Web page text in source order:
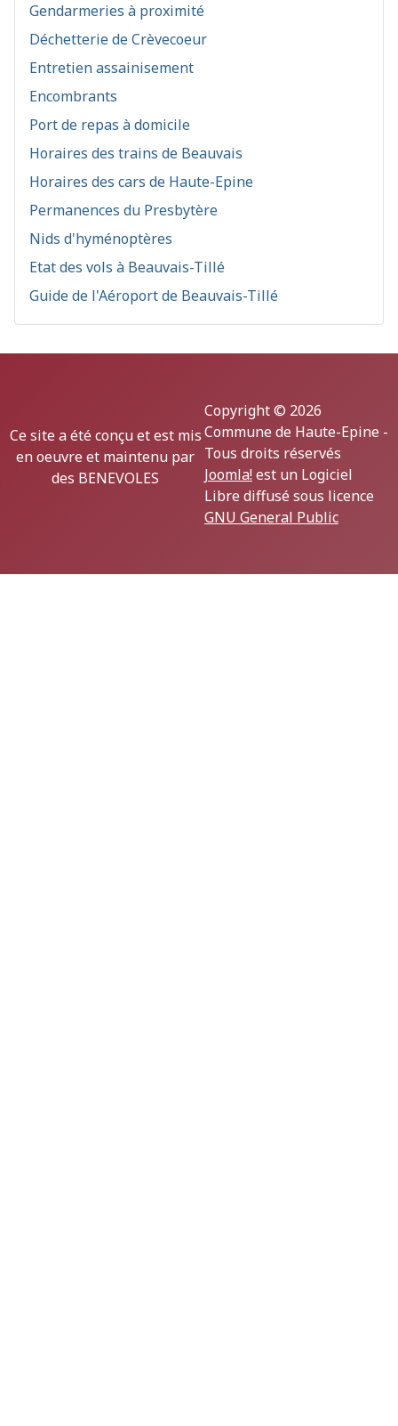
Gendarmeries à proximité
Déchetterie de Crèvecoeur
Entretien assainisement
Encombrants
Port de repas à domicile
Horaires des trains de Beauvais
Horaires des cars de Haute-Epine
Permanences du Presbytère
Nids d'hyménoptères
Etat des vols à Beauvais-Tillé
Guide de l'Aéroport de Beauvais-Tillé
Ce site a été conçu et est mis
en oeuvre et maintenu par
des BENEVOLES
Copyright © 2026
Commune de Haute-Epine -
Tous droits réservés
Joomla!est un Logiciel
Libre diffusé sous licence
GNU General Public